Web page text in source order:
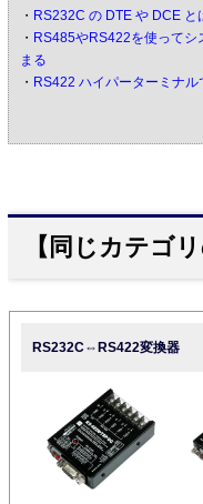
・ RS232C の DTE や DCE と
・ RS485やRS422を使ってシ
まる
・ RS422 ハイパーターミナル
【同じカテゴリ
RS232C⇔RS422変換器